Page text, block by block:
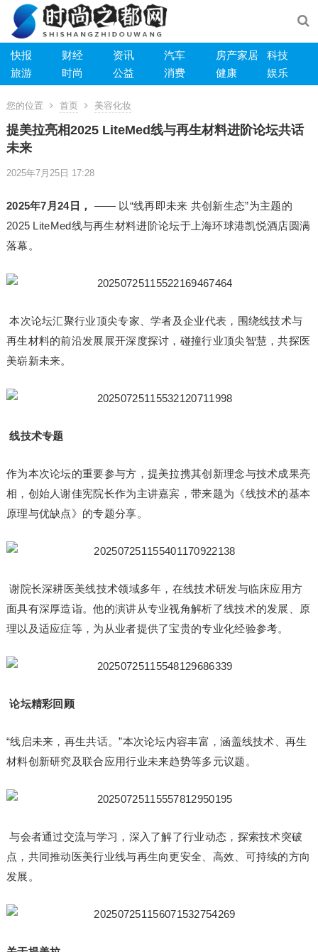
快报 财经 资讯 汽车 房产家居
科技
旅游
时尚 公益 消费 健康 娱乐
您的位置 首页 美容化妆
提美拉亮相2025 LiteMed线与再生材料进阶论坛共话
未来
2025年7月25日 17:28
2025年7月24日，
—— 以“线再即未来 共创新生态”为主题的
2025 LiteMed线与再生材料进阶论坛于上海环球港凯悦酒店圆满
落幕。
本次论坛汇聚行业顶尖专家、学者及企业代表，围绕线技术与
再生材料的前沿发展展开深度探讨，碰撞行业顶尖智慧，共探医
美崭新未来。
线技术专题
作为本次论坛的重要参与方，提美拉携其创新理念与技术成果亮
相，创始人谢佳宪院长作为主讲嘉宾，带来题为《线技术的基本
原理与优缺点》的专题分享。
谢院长深耕医美线技术领域多年，在线技术研发与临床应用方
面具有深厚造诣。他的演讲从专业视角解析了线技术的发展、原
理以及适应症等，为从业者提供了宝贵的专业化经验参考。
论坛精彩回顾
“线启未来，再生共话。”本次论坛内容丰富，涵盖线技术、再生
材料创新研究及联合应用行业未来趋势等多元议题。
与会者通过交流与学习，深入了解了行业动态，探索技术突破
点，共同推动医美行业线与再生向更安全、高效、可持续的方向
发展。